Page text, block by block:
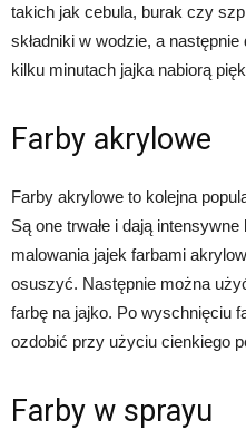
takich jak cebula, burak czy
składniki w wodzie, a
kilku minutach jajka nabiorą
Farby akrylowe
Farby akrylowe to kolejna
Są one trwałe i dają
malowania jajek farbami
osuszyć. Następnie można
farbę na jajko. Po wyschnięciu
ozdobić przy użyciu cienkiego
Farby w sprayu